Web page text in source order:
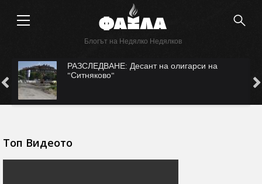
Блогът на Недялко Недялков
РАЗСЛЕДВАНЕ: Десант на олигарси на
"Ситняково"
Топ Видеото